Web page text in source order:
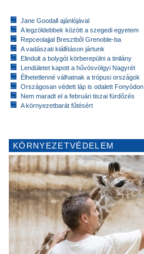
Jane Goodall ajánlójával
A legzöldebbek között a szegedi egyetem
Repceolajjal Bresztből Grenoble-ba
A vadászati kiállításon jártunk
Elindult a bolygót körberepülni a tinilány
Lendületet kapott a hűvösvölgyi Nagyrét
Élhetetlenné válhatnak a trópusi országok
Országosan védett láp is odalett Fonyódon
Nem maradt el a februári tiszai fürdőzés
A környezetbarát fűtésért
KÖRNYEZETVÉDELEM